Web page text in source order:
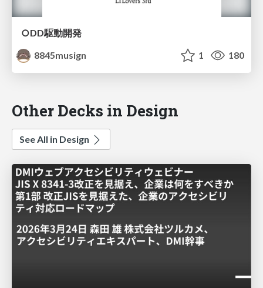
○DD駆動開発
8845musign
1 180
Other Decks in Design
See All in Design